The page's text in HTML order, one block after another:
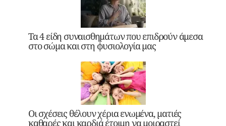
Τα 4 είδη συναισθημάτων που επιδρούν άμεσα
στο σώμα και στη φυσιολογία μας
Οι σχέσεις θέλουν χέρια ενωμένα, ματιές
καθαρές και καρδιά έτοιμη να μοιραστεί